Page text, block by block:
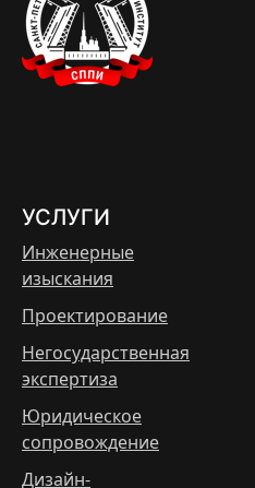
УСЛУГИ
Инженерные
изыскания
Проектирование
Негосударственная
экспертиза
Юридическое
сопровождение
Дизайн-